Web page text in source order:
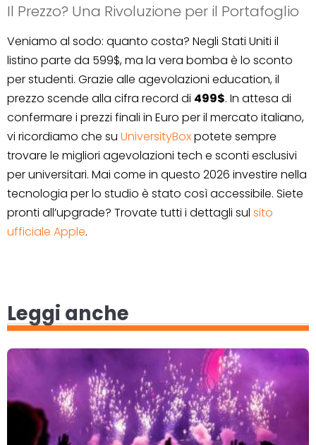
Il Prezzo? Una Rivoluzione per il Portafoglio
Veniamo al sodo: quanto costa? Negli Stati Uniti il
listino parte da 599$, ma la vera bomba è lo sconto
per studenti. Grazie alle agevolazioni education, il
prezzo scende alla cifra record di 499$. In attesa di
confermare i prezzi finali in Euro per il mercato italiano,
vi ricordiamo che su UniversityBoxpotete sempre
trovare le migliori agevolazioni tech e sconti esclusivi
per universitari. Mai come in questo 2026 investire nella
tecnologia per lo studio è stato così accessibile. Siete
pronti all’upgrade? Trovate tutti i dettagli sul sito
ufficiale Apple.
Leggi anche